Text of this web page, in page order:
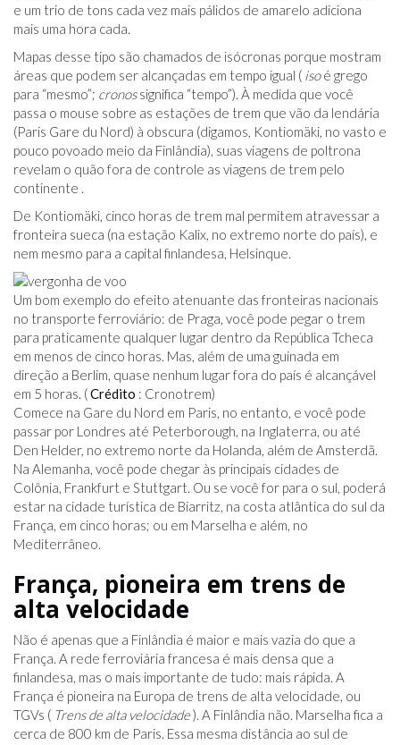
e um trio de tons cada vez mais pálidos de amarelo adiciona
mais uma hora cada.
Mapas desse tipo são chamados de isócronas porque mostram
áreas que podem ser alcançadas em tempo igual ( isoé grego
para “mesmo”; cronossignifica “tempo”). À medida que você
passa o mouse sobre as estações de trem que vão da lendária
(Paris Gare du Nord) à obscura (digamos, Kontiomäki, no vasto e
pouco povoado meio da Finlândia), suas viagens de poltrona
revelam o quão fora de controle as viagens de trem pelo
continente .
De Kontiomäki, cinco horas de trem mal permitem atravessar a
fronteira sueca (na estação Kalix, no extremo norte do país), e
nem mesmo para a capital finlandesa, Helsinque.
Um bom exemplo do efeito atenuante das fronteiras nacionais
no transporte ferroviário: de Praga, você pode pegar o trem
para praticamente qualquer lugar dentro da República Tcheca
em menos de cinco horas. Mas, além de uma guinada em
direção a Berlim, quase nenhum lugar fora do país é alcançável
em 5 horas. (Crédito : Cronotrem)
Comece na Gare du Nord em Paris, no entanto, e você pode
passar por Londres até Peterborough, na Inglaterra, ou até
Den Helder, no extremo norte da Holanda, além de Amsterdã.
Na Alemanha, você pode chegar às principais cidades de
Colônia, Frankfurt e Stuttgart. Ou se você for para o sul, poderá
estar na cidade turística de Biarritz, na costa atlântica do sul da
França, em cinco horas; ou em Marselha e além, no
Mediterrâneo.
França, pioneira em trens de
alta velocidade
Não é apenas que a Finlândia é maior e mais vazia do que a
França. A rede ferroviária francesa é mais densa que a
finlandesa, mas o mais importante de tudo: mais rápida. A
França é pioneira na Europa de trens de alta velocidade, ou
TGVs ( Trens de alta velocidade). A Finlândia não. Marselha fica a
cerca de 800 km de Paris. Essa mesma distância ao sul de